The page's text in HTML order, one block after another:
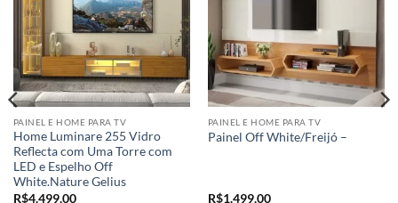
PAINEL E HOME PARA TV
Home Luminare 255 Vidro
Reflecta com Uma Torre com
LED e Espelho Off
White.Nature Gelius
R$4.499,00
PAINEL E HOME PARA TV
Painel Off White/Freijó –
R$1.499,00